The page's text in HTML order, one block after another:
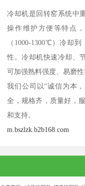
冷却机是回转窑系统中
操作维护方便等特点
（1000-1300℃）冷却
性。冷却机快速冷却、
可加强熟料强度、易磨
我们公司以“诚信为本
全，规格齐，质量好，
和支持。
m.bszlzk.b2b168.com